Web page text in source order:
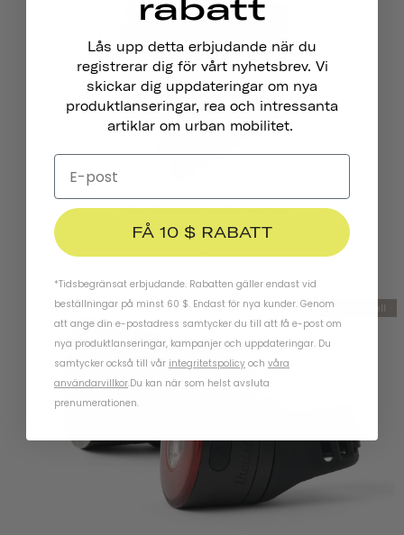
Reflekterande Klistermärken
LÅT OSS ÅKA
Ny modell
rabatt
Lås upp detta erbjudande när du
registrerar dig för vårt nyhetsbrev. Vi
skickar dig uppdateringar om nya
produktlanseringar, rea och intressanta
artiklar om urban mobilitet.
FÅ 10 $ RABATT
*Tidsbegränsat erbjudande. Rabatten gäller endast vid
beställningar på minst 60 $. Endast för nya kunder. Genom
att ange din e-postadress samtycker du till att få e-post om
nya produktlanseringar, kampanjer och uppdateringar. Du
samtycker också till vår integritetspolicy och våra
användarvillkor.Du kan när som helst avsluta
prenumerationen.